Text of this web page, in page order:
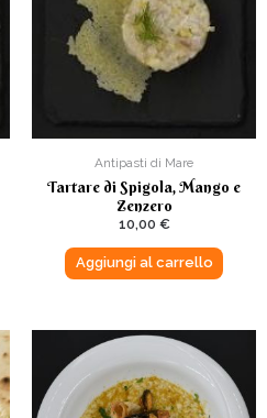
Antipasti di Mare
Tartare di Spigola, Mango e
Zenzero
10,00 €
Aggiungi al carrello